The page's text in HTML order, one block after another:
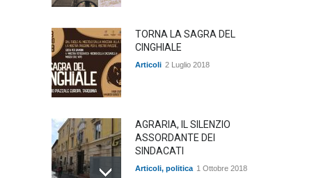
TORNA LA SAGRA DEL
CINGHIALE
Articoli 2 Luglio 2018
AGRARIA, IL SILENZIO
ASSORDANTE DEI
SINDACATI
Articoli, politica 1 Ottobre 2018